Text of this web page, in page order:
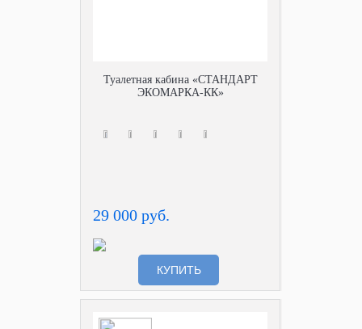
Туалетная кабина «СТАНДАРТ
ЭКОМАРКА-КК»
29 000 руб.
КУПИТЬ